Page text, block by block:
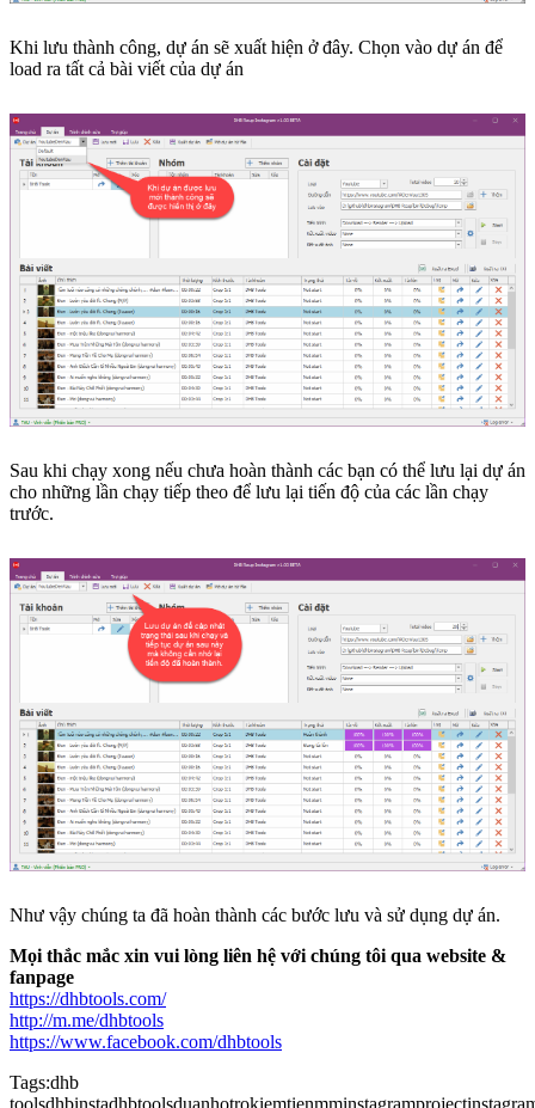
Khi lưu thành công, dự án sẽ xuất hiện ở đây. Chọn vào dự án để
load ra tất cả bài viết của dự án
Sau khi chạy xong nếu chưa hoàn thành các bạn có thể lưu lại dự án
cho những lần chạy tiếp theo để lưu lại tiến độ của các lần chạy
trước.
Như vậy chúng ta đã hoàn thành các bước lưu và sử dụng dự án.
Mọi thắc mắc xin vui lòng liên hệ với chúng tôi qua website &
fanpage
https://dhbtools.com/
http://m.me/dhbtools
https://www.facebook.com/dhbtools
Tags:dhb